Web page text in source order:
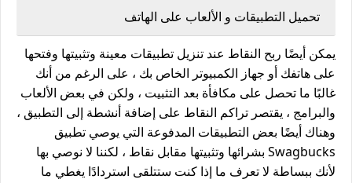
تحميل التطبيقات و الألعاب على الهاتف
يمكن أيضًا ربح النقاط عند تنزيل تطبيقات معينة وتثبيتها وفتحها
على هاتفك أو جهاز الكمبيوتر الخاص بك ، على الرغم من أنك
غالبًا ما تحصل على مكافأة بعد التثبيت ، ولكن في بعض الألعاب
والبرامج ، يقتصر تراكم النقاط على إضافة أنشطة إلى التطبيق ،
وهناك أيضًا بعض التطبيقات المدفوعة التي يوصي تطبيق
Swagbucks بشرائها وتثبيتها مقابل نقاط ، لكننا لا نوصي بها
لأنك ببساطة لا تعرف ما إذا كنت ستتلقى استردادًا يغطي ما